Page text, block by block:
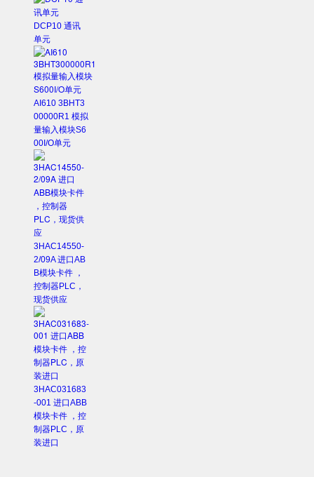
DCP10 通讯
单元
AI610 3BHT3
00000R1 模拟
量输入模块S6
00I/O单元
3HAC14550-
2/09A 进口AB
B模块卡件 ，
控制器PLC，
现货供应
3HAC031683
-001 进口ABB
模块卡件 ，控
制器PLC，原
装进口